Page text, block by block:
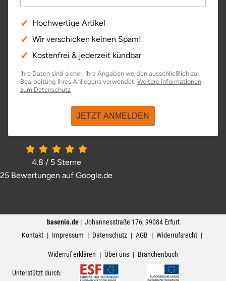
Hochwertige Artikel
Wir verschicken keinen Spam!
Kostenfrei & jederzeit kündbar
Ihre Daten sind sicher. Ihre Angaben werden ausschließlich zur
Bearbeitung Ihres Anliegens verwendet. Weitere Informationen
zum Datenschutzöffnet in neuem Fenster
JETZT ANMELDEN
4.8 / 5Sterne
25 Bewertungen auf Google.de
basenio.de| Johannesstraße 176, 99084 Erfurt
Kontakt
Impressum Datenschutz AGB Widerrufsrecht
Widerruf erklären Über uns Branchenbuch
Unterstützt durch: